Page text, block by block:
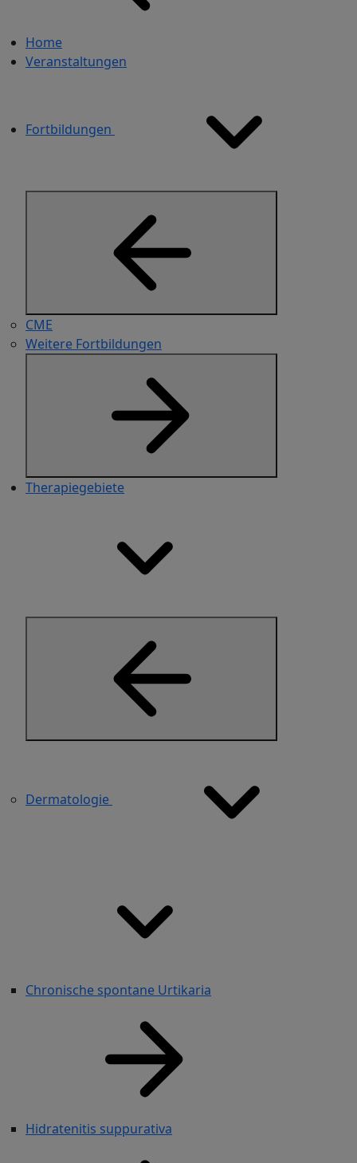
Home
Veranstaltungen
Fortbildungen
CME
Weitere Fortbildungen
Therapiegebiete
Dermatologie
Chronische spontane Urtikaria
Hidratenitis suppurativa